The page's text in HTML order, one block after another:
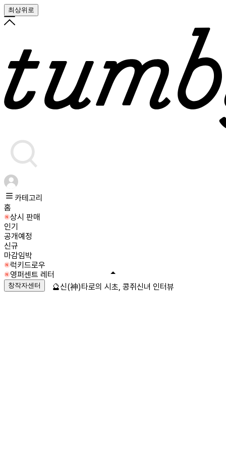
최상위로
카테고리
홈
상시 판매
인기
공개예정
신규
마감임박
럭키드로우
영퍼센트 레터
창작자센터 🔮신(神)타로의 시초, 콩쥐신녀 인터뷰